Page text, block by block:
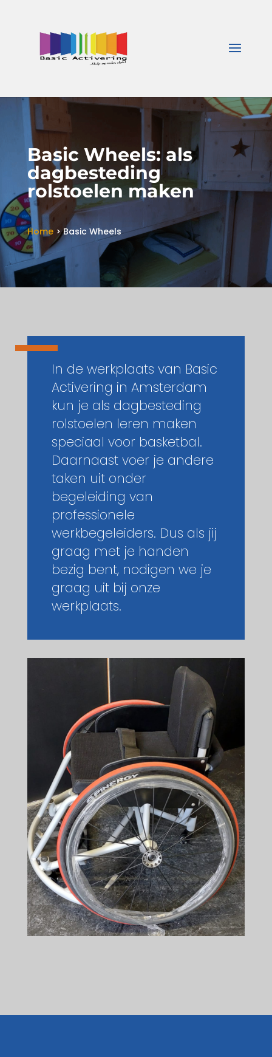
Basic Wheels: als
dagbesteding
rolstoelen maken
Home>Basic Wheels
In de werkplaats van Basic
Activering in Amsterdam
kun je als dagbesteding
rolstoelen leren maken
speciaal voor basketbal.
Daarnaast voer je andere
taken uit onder
begeleiding van
professionele
werkbegeleiders. Dus als jij
graag met je handen
bezig bent, nodigen we je
graag uit bij onze
werkplaats.